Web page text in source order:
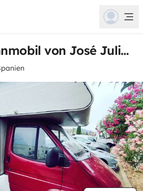
Alkoven-Wohnmobil von José Julián